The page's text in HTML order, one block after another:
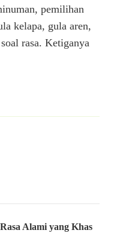
pemilihan
kelapa, gula aren,
rasa. Ketiganya
Alami yang Khas